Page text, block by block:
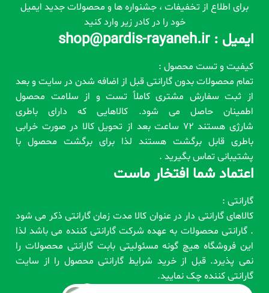
برای اطلاع از تخفیفات ، جشنواره ها و محصولات جدید ایمیل
خود را در کادر زیر وارد کنید
ایمیل : shop@pardis-rayaneh.ir
کیفیت و تست محصول :
تمام محصولات بدون گارانتی قبل از اضافه شدن در سایت و بعد
از ثبت سفارش مشتری کاملاً تست و از سلامت محصول
اطمینان حاصل می شود. کالاهایی که دارای باطری
شارژی هستند 72 ساعت بعد از تحویل کالا در صورت خرابی
باطری قابل برگشت هستند لذا برای برگشت محصول با
پشتیبانی تماس بگیرید .
اعتماد شما افتخار ماست
گارانتی :
کالاهای گارانتی دار در عنوان کالا مدت زمان گارانتی ذکر می شود
. گارانتی محصولات به عهده شرکت گارانتی کننده می باشد لذا
این فروشگاه هیچ گونه مسئولیتی بابت گارانتی محصولات را
نمی پذیرد. قبل از خرید شرایط گارانتی محصول را از سایت
گارانتی کننده چک نمایید.